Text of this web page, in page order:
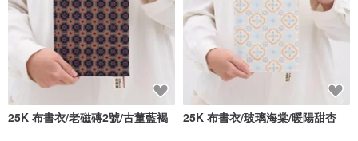
25K 布書衣/老磁磚2號/古董藍褐 25K 布書衣/玻璃海棠/暖陽甜杏